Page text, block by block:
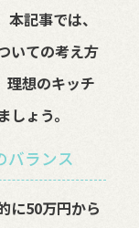
記事では、
いての考え方
理想のキッチ
ょう。
バランス
に50万円から